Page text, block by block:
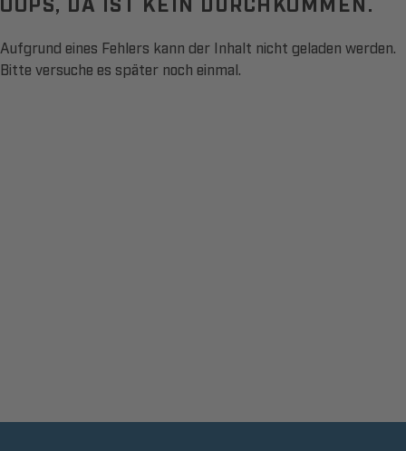
Aufgrund eines Fehlers kann der Inhalt nicht geladen werden.
Bitte versuche es später noch einmal.